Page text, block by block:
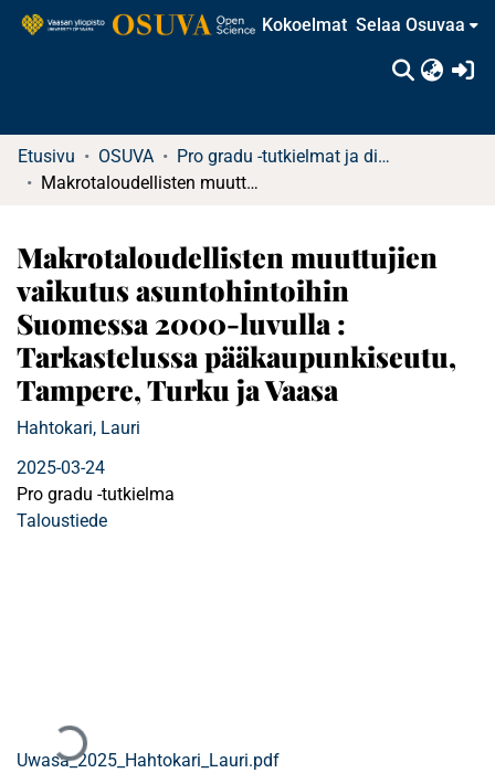
Kokoelmat Selaa Osuvaa
Etusivu OSUVA
Pro gradu -tutkielmat ja diplomityöt
Makrotaloudellisten muuttujien vaikutus asuntohintoihin Suomessa 2000-luvulla : Tarkastelussa pääkaupunkiseutu, Tampere, Turku ja Vaasa
Makrotaloudellisten muuttujien
vaikutus asuntohintoihin
Suomessa 2000-luvulla :
Tarkastelussa pääkaupunkiseutu,
Tampere, Turku ja Vaasa
Hahtokari, Lauri
2025-03-24
Pro gradu -tutkielma
Taloustiede
Ladataan...
Uwasa_2025_Hahtokari_Lauri.pdf